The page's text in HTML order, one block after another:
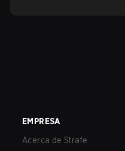
EMPRESA
Acerca de Strafe